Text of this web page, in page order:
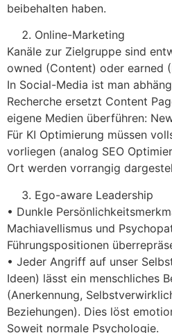
beibehalten haben.
Online-Marketing
Kanäle zur Zielgruppe sind
owned (Content) oder earned
In Social-Media ist man
Recherche ersetzt Content
eigene Medien überführen:
Für KI Optimierung müssen
vorliegen (analog SEO
Ort werden vorrangig
Ego-aware Leadership
• Dunkle
Machiavellismus und
Führungspositionen
• Jeder Angriff auf unser
Ideen) lässt ein menschliches
(Anerkennung,
Beziehungen). Dies löst
Soweit normale Psychologie.